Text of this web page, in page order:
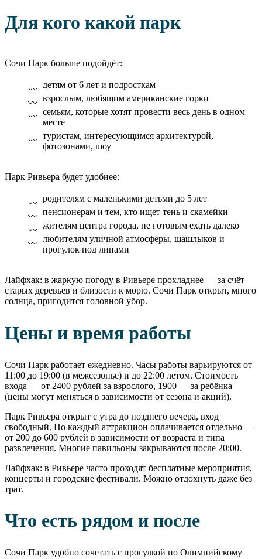
Для кого какой парк
Сочи Парк больше подойдёт:
детям от 6 лет и подросткам
взрослым, любящим американские горки
семьям, которые хотят провести весь день в одном
месте
туристам, интересующимся архитектурой,
фотозонами, шоу
Парк Ривьера будет удобнее:
родителям с маленькими детьми до 5 лет
пенсионерам и тем, кто ищет тень и скамейки
жителям центра города, не готовым ехать далеко
любителям уличной атмосферы, шашлыков и
прогулок под липами
Лайфхак: в жаркую погоду в Ривьере прохладнее — за счёт
старых деревьев и близости к морю. Сочи Парк открыт, много
солнца, пригодится головной убор.
Цены и время работы
Сочи Парк работает ежедневно. Часы работы варьируются от
11:00 до 19:00 (в межсезонье) и до 22:00 летом. Стоимость
входа — от 2400 рублей за взрослого, 1900 — за ребёнка
(цены могут меняться в зависимости от сезона и акций).
Парк Ривьера открыт с утра до позднего вечера, вход
свободный. Но каждый аттракцион оплачивается отдельно —
от 200 до 600 рублей в зависимости от возраста и типа
развлечения. Многие павильоны закрываются после 20:00.
Лайфхак: в Ривьере часто проходят бесплатные мероприятия,
концерты и городские фестивали. Можно отдохнуть даже без
трат.
Что есть рядом и после
Сочи Парк удобно сочетать с прогулкой по Олимпийскому